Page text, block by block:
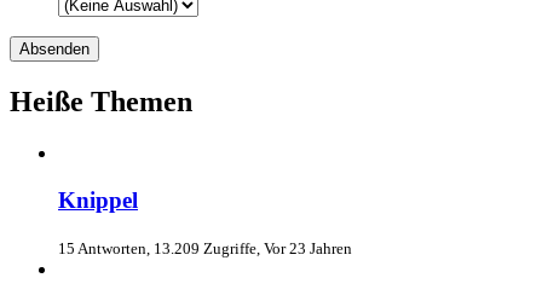
Heiße Themen
Knippel
15 Antworten, 13.209 Zugriffe, Vor 23 Jahren